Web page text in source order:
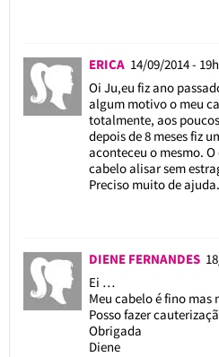
ERICA 14/09/2014 -
Oi Ju,eu fiz ano
algum motivo o meu
totalmente, aos
depois de 8 meses fiz
aconteceu o mesmo.
cabelo alisar sem
Preciso muito de
DIENE FERNANDES
Ei …
Meu cabelo é fino mas
Posso fazer
Obrigada
Diene